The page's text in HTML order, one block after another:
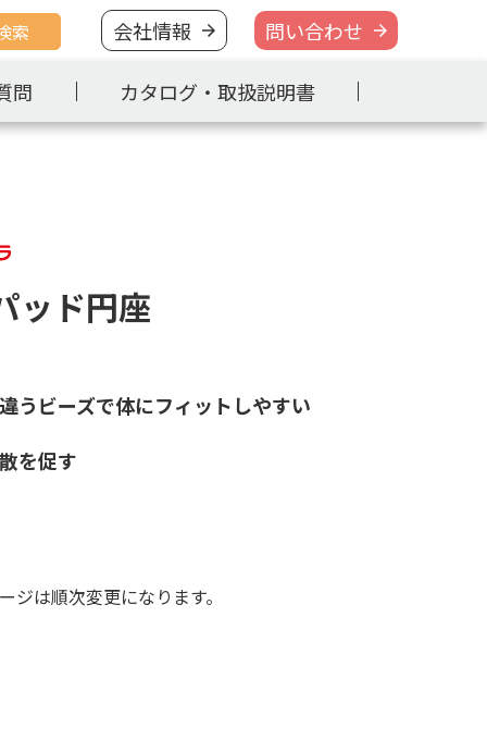
索 会社情報 問い合わせ
問 カタログ・取扱説明書
ッド円座
うビーズで体にフィットしやすい
を促す
ジは順次変更になります。